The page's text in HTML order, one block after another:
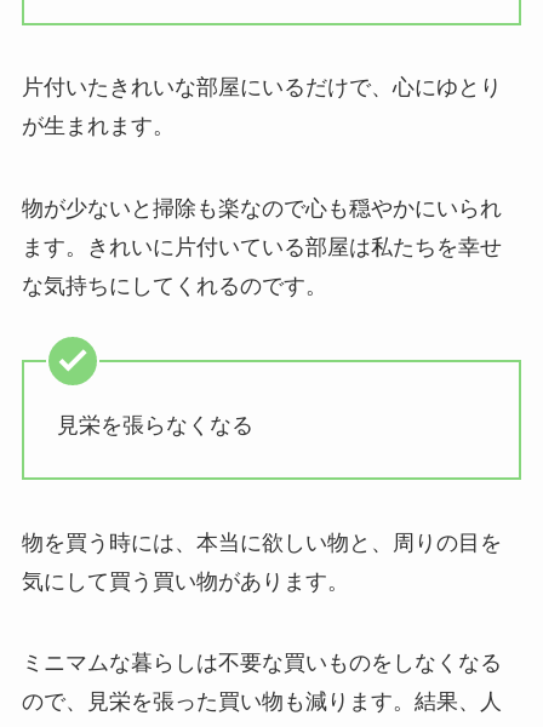
片付いたきれいな部屋にいるだけで、心にゆとり
が生まれます。
物が少ないと掃除も楽なので心も穏やかにいられ
ます。きれいに片付いている部屋は私たちを幸せ
な気持ちにしてくれるのです。
見栄を張らなくなる
物を買う時には、本当に欲しい物と、周りの目を
気にして買う買い物があります。
ミニマムな暮らしは不要な買いものをしなくなる
ので、見栄を張った買い物も減ります。結果、人